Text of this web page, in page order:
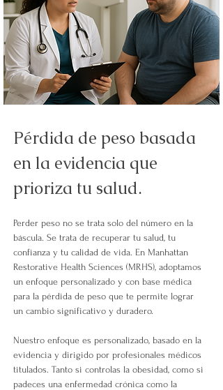
Pérdida de peso basada
en la evidencia que
prioriza tu salud.
Perder peso no se trata solo del número en la
báscula. Se trata de recuperar tu salud, tu
confianza y tu calidad de vida. En Manhattan
Restorative Health Sciences (MRHS), adoptamos
un enfoque personalizado y con base médica
para la pérdida de peso que te permite lograr
un cambio significativo y duradero.
Nuestro enfoque es personalizado, basado en la
evidencia y dirigido por profesionales médicos
titulados. Tanto si controlas la obesidad, como si
padeces una enfermedad crónica como la